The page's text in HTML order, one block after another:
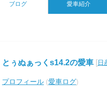
ブログ 愛車紹介
とぅぬぁっくs14.2の愛車 [ 日
プロフィール (愛車ログ)